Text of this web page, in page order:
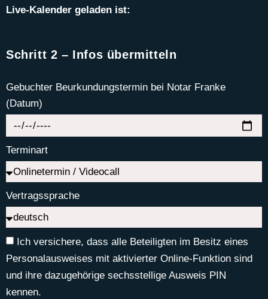
Live-Kalender geladen ist:
Schritt 2 – Infos übermitteln
Gebuchter Beurkundungstermin bei Notar Franke
(Datum)
Terminart
Vertragssprache
Ich versichere, dass alle Beteiligten im Besitz eines
Personalausweises mit aktivierter Online-Funktion sind
und ihre dazugehörige sechsstellige Ausweis PIN
kennen.